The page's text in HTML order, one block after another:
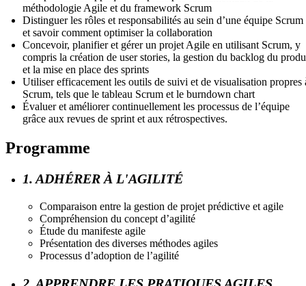
méthodologie Agile et du framework Scrum
Distinguer les rôles et responsabilités au sein d’une équipe Scrum
et savoir comment optimiser la collaboration
Concevoir, planifier et gérer un projet Agile en utilisant Scrum, y
compris la création de user stories, la gestion du backlog du
et la mise en place des sprints
Utiliser efficacement les outils de suivi et de visualisation propres
Scrum, tels que le tableau Scrum et le burndown chart
Évaluer et améliorer continuellement les processus de l’équipe
grâce aux revues de sprint et aux rétrospectives.
Programme
1. ADHÉRER À L'AGILITÉ
Comparaison entre la gestion de projet prédictive et agile
Compréhension du concept d’agilité
Étude du manifeste agile
Présentation des diverses méthodes agiles
Processus d’adoption de l’agilité